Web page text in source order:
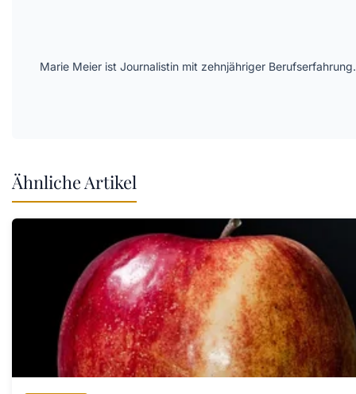
Marie Meier ist Journalistin mit zehnjähriger
Ähnliche Artikel